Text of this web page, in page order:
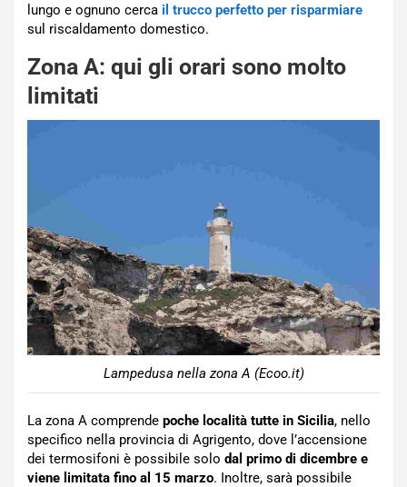
lungo e ognuno cerca il trucco perfetto per risparmiare
sul riscaldamento domestico.
Zona A: qui gli orari sono molto
limitati
Lampedusa nella zona A (Ecoo.it)
La zona A comprende poche località tutte in Sicilia, nello
specifico nella provincia di Agrigento, dove l’accensione
dei termosifoni è possibile solo dal primo di dicembre e
viene limitata fino al 15 marzo. Inoltre, sarà possibile